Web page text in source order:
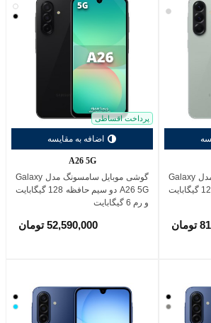
خاکستری
(Gray)
گوشی موبایل سامسونگ مدل Galaxy
A56 5G دو سیم حافظه 128 گیگابایت
پرداخت اقساطی
اضافه به مقایسه
سفید
A26 5G
گوشی موبایل سامسونگ مدل Galaxy
A26 5G دو سیم حافظه 128 گیگابایت
و رم 6 گیگابایت
52,590,000 تومان
مشکی
خاکستری
(گری)
آبی